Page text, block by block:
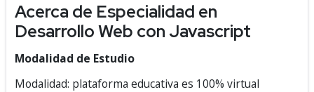
Acerca de Especialidad en
Desarrollo Web con Javascript
Modalidad de Estudio
Modalidad: plataforma educativa es 100% virtual